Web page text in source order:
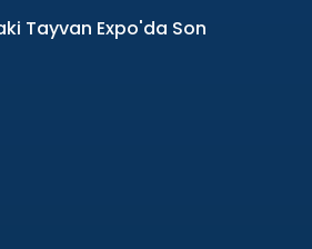
Tayvan Expo'da Son